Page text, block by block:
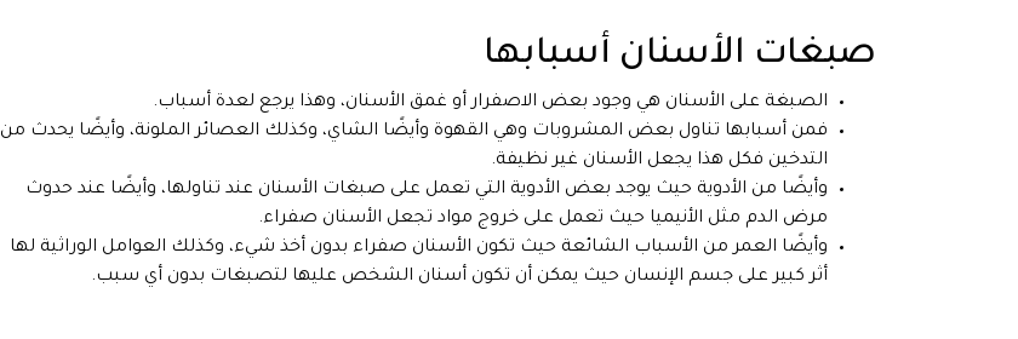
صبغات الأسنان أسبابها
الصبغة على الأسنان هي وجود بعض الاصفرار أو غمق الأسنان، وهذا يرجع لعدة أسباب.
فمن أسبابها تناول بعض المشروبات وهي القهوة وأيضًا الشاي، وكذلك العصائر الملونة، وأيضًا يحدث من
التدخين فكل هذا يجعل الأسنان غير نظيفة.
وأيضًا من الأدوية حيث يوجد بعض الأدوية التي تعمل على صبغات الأسنان عند تناولها، وأيضًا عند حدوث
مرض الدم مثل الأنيميا حيث تعمل على خروج مواد تجعل الأسنان صفراء.
وأيضًا العمر من الأسباب الشائعة حيث تكون الأسنان صفراء بدون أخذ شيء، وكذلك العوامل الوراثية لها
أثر كبير على جسم الإنسان حيث يمكن أن تكون أسنان الشخص عليها لتصبغات بدون أي سبب.